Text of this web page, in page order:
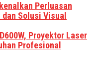
Perluasan
Solusi Visual
Proyektor Laser
Profesional